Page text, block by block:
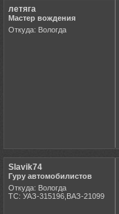
летяга
Мастер вождения
Откуда: Вологда
Slavik74
Гуру автомобилистов
Откуда: Вологда
ТС: УАЗ-315196,ВАЗ-21099